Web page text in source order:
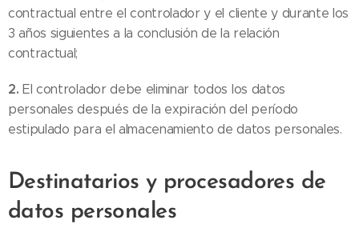
contractual entre el controlador y el cliente y durante los
3 años siguientes a la conclusión de la relación
contractual;
2.El controlador debe eliminar todos los datos
personales después de la expiración del período
estipulado para el almacenamiento de datos personales.
Destinatarios y procesadores de
datos personales